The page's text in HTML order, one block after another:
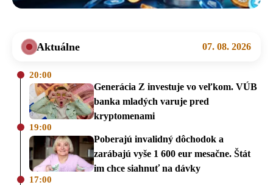
Aktuálne 07. 08. 2026
20:00
Generácia Z investuje vo veľkom. VÚB
banka mladých varuje pred
kryptomenami
19:00
Poberajú invalidný dôchodok a
zarábajú vyše 1 600 eur mesačne. Štát
im chce siahnuť na dávky
17:00